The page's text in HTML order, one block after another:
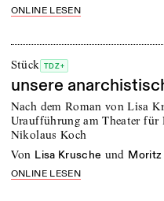
ONLINE LESEN
Stück TDZ+
unsere
Nach dem Roman von Lisa
Uraufführung am Theater für
Nikolaus Koch
von Lisa Krusche und Moritz
ONLINE LESEN